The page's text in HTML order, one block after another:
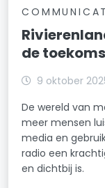
de
9 oktober
De wereld van
meer mensen
media en
radio een
en dichtbij is.